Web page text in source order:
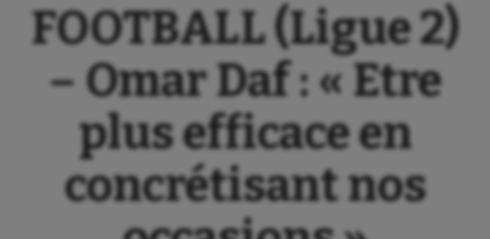
FOOTBALL (Ligue 2)
– Omar Daf : « Etre
plus efficace en
concrétisant nos